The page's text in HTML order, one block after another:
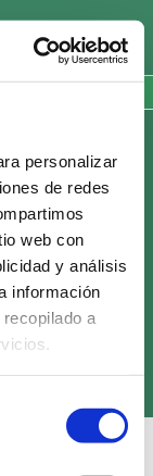
personalizar
de redes
web con
y análisis
información
a
Inicio group1
de cookies